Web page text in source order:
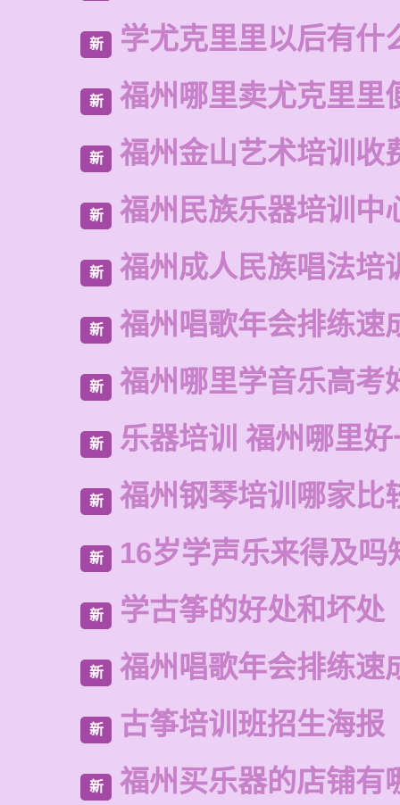
新 学尤克里里以后有什
新 福州哪里卖尤克里里
新 福州金山艺术培训收
新 福州民族乐器培训中
新 福州成人民族唱法培
新 福州唱歌年会排练速
新 福州哪里学音乐高考
新 乐器培训 福州哪里
新 福州钢琴培训哪家比
新 16岁学声乐来得及吗
新 学古筝的好处和坏处
新 福州唱歌年会排练速
新 古筝培训班招生海报
新 福州买乐器的店铺有